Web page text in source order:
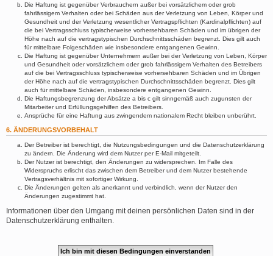
Die Haftung ist gegenüber Verbrauchern außer bei vorsätzlichem oder grob
fahrlässigem Verhalten oder bei Schäden aus der Verletzung von Leben, Körper und
Gesundheit und der Verletzung wesentlicher Vertragspflichten (Kardinalpflichten) auf
die bei Vertragsschluss typischerweise vorhersehbaren Schäden und im übrigen der
Höhe nach auf die vertragstypischen Durchschnittsschäden begrenzt. Dies gilt auch
für mittelbare Folgeschäden wie insbesondere entgangenen Gewinn.
Die Haftung ist gegenüber Unternehmern außer bei der Verletzung von Leben, Körper
und Gesundheit oder vorsätzlichem oder grob fahrlässigem Verhalten des Betreibers
auf die bei Vertragsschluss typischerweise vorhersehbaren Schäden und im Übrigen
der Höhe nach auf die vertragstypischen Durchschnittsschäden begrenzt. Dies gilt
auch für mittelbare Schäden, insbesondere entgangenen Gewinn.
Die Haftungsbegrenzung der Absätze a bis c gilt sinngemäß auch zugunsten der
Mitarbeiter und Erfüllungsgehilfen des Betreibers.
Ansprüche für eine Haftung aus zwingendem nationalem Recht bleiben unberührt.
6. ÄNDERUNGSVORBEHALT
Der Betreiber ist berechtigt, die Nutzungsbedingungen und die Datenschutzerklärung
zu ändern. Die Änderung wird dem Nutzer per E-Mail mitgeteilt.
Der Nutzer ist berechtigt, den Änderungen zu widersprechen. Im Falle des
Widerspruchs erlischt das zwischen dem Betreiber und dem Nutzer bestehende
Vertragsverhältnis mit sofortiger Wirkung.
Die Änderungen gelten als anerkannt und verbindlich, wenn der Nutzer den
Änderungen zugestimmt hat.
Informationen über den Umgang mit deinen persönlichen Daten sind in der
Datenschutzerklärung enthalten.